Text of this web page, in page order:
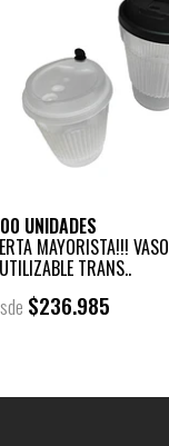
UNIDADES
MAYORISTA!!! VASO
TRANS..
$236.985